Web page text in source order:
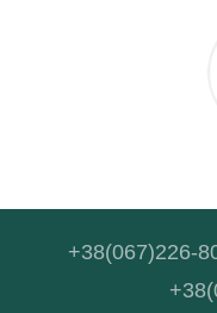
+38(067)226-